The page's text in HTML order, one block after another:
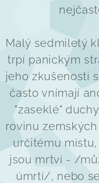
Malý sedmiletý
trpí panickým
jeho zkušenosti
často vnímají
"zaseklé"
rovinu
určitému
jsou mrtví - /
úmrtí/, nebo